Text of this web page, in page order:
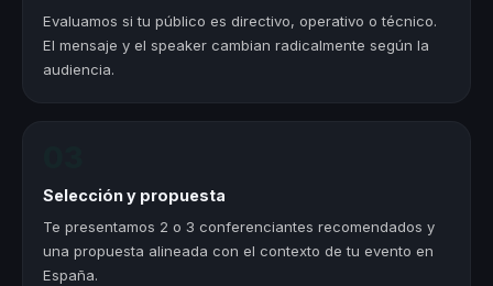
Evaluamos si tu público es directivo, operativo o técnico.
El mensaje y el speaker cambian radicalmente según la
audiencia.
Selección y propuesta
Te presentamos 2 o 3 conferenciantes recomendados y
una propuesta alineada con el contexto de tu evento en
España.